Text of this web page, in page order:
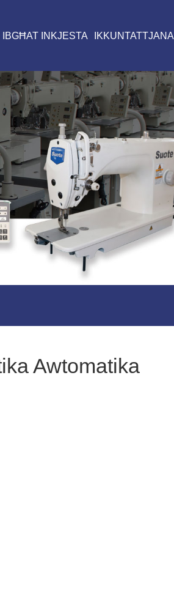
IBGĦAT INKJESTA IKKUNTATTJANA
Awtomatika